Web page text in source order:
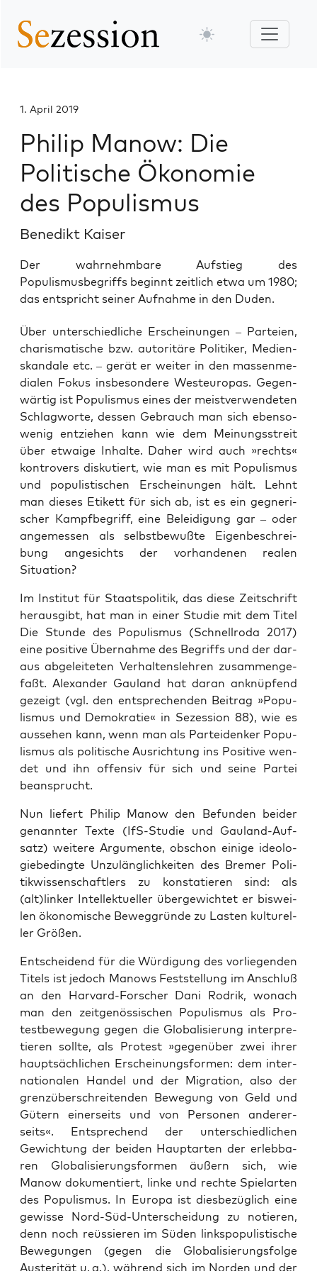
1. April 2019
Philip Manow: Die
Politische Ökonomie
des Populismus
Benedikt Kaiser
Der wahrnehmbare Aufstieg des
Populismusbegriffs beginnt zeitlich etwa um 1980;
das entspricht seiner Aufnahme in den Duden.
Über unter­schied­li­che Erschei­nun­gen – Par­tei­en,
cha­ris­ma­ti­sche bzw. auto­ri­tä­re Poli­ti­ker, Medi­en­
skan­da­le etc. – gerät er wei­ter in den mas­sen­me­
dia­len Fokus ins­be­son­de­re West­eu­ro­pas. Gegen­
wär­tig ist Popu­lis­mus eines der meist­ver­wen­de­ten
Schlag­wor­te, des­sen Gebrauch man sich eben­so­
we­nig ent­zie­hen kann wie dem Mei­nungs­streit
über etwa­ige Inhal­te. Daher wird auch »rechts«
kon­tro­vers dis­ku­tiert, wie man es mit Popu­lis­mus
und popu­lis­ti­schen Erschei­nun­gen hält. Lehnt
man die­ses Eti­kett für sich ab, ist es ein geg­ne­ri­
scher Kampf­be­griff, eine Belei­di­gung gar – oder
ange­mes­sen als selbst­be­wuß­te Eigen­be­schrei­
bung ange­sichts der vor­han­de­nen rea­len
Situation?
Im Insti­tut für Staats­po­li­tik, das die­se Zeit­schrift
her­aus­gibt, hat man in einer Stu­die mit dem Titel
Die Stun­de des Popu­lis­mus (Schnell­ro­da 2017)
eine posi­ti­ve Über­nah­me des Begriffs und der dar­
aus abge­lei­te­ten Ver­hal­tens­leh­ren zusam­men­ge­
faßt. Alex­an­der Gau­land hat dar­an anknüp­fend
gezeigt (vgl. den ent­spre­chen­den Bei­trag »Popu­
lis­mus und Demo­kra­tie« in Sezes­si­on 88), wie es
aus­se­hen kann, wenn man als Par­tei­den­ker Popu­
lis­mus als poli­ti­sche Aus­rich­tung ins Posi­ti­ve wen­
det und ihn offen­siv für sich und sei­ne Par­tei
beansprucht.
Nun lie­fert Phil­ip Manow den Befun­den bei­der
genann­ter Tex­te (IfS-Stu­die und Gau­land-Auf­
satz) wei­te­re Argu­men­te, obschon eini­ge ideo­lo­
gie­be­ding­te Unzu­läng­lich­kei­ten des Bre­mer Poli­
tik­wis­sen­schaft­lers zu kon­sta­tie­ren sind: als
(alt)linker Intel­lek­tu­el­ler über­ge­wich­tet er bis­wei­
len öko­no­mi­sche Beweg­grün­de zu Las­ten kul­tu­rel­
ler Größen.
Ent­schei­dend für die Wür­di­gung des vor­lie­gen­den
Titels ist jedoch Manows Fest­stel­lung im Anschluß
an den Har­vard-For­scher Dani Rodrik, wonach
man den zeit­ge­nös­si­schen Popu­lis­mus als Pro­
test­be­we­gung gegen die Glo­ba­li­sie­rung inter­pre­
tie­ren soll­te, als Pro­test »gegen­über zwei ihrer
haupt­säch­li­chen Erschei­nungs­for­men: dem inter­
na­tio­na­len Han­del und der Migra­ti­on, also der
grenz­über­schrei­ten­den Bewe­gung von Geld und
Gütern einer­seits und von Per­so­nen ande­rer­
seits«. Ent­spre­chend der unter­schied­li­chen
Gewich­tung der bei­den Haupt­ar­ten der erleb­ba­
ren Glo­ba­li­sie­rungs­for­men äußern sich, wie
Manow doku­men­tiert, lin­ke und rech­te Spiel­ar­ten
des Popu­lis­mus. In Euro­pa ist dies­be­züg­lich eine
gewis­se Nord-Süd-Unter­schei­dung zu notie­ren,
denn noch reüs­sie­ren im Süden links­po­pu­lis­ti­sche
Bewe­gun­gen (gegen die Glo­ba­li­sie­rungs­fol­ge
Austeri­tät u. a.), wäh­rend sich im Nor­den und der